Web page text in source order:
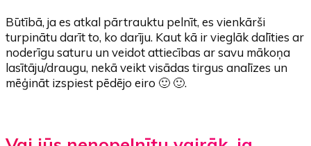
Būtībā, ja es atkal pārtrauktu pelnīt, es vienkārši
turpinātu darīt to, ko darīju. Kaut kā ir vieglāk dalīties ar
noderīgu saturu un veidot attiecības ar savu mākoņa
lasītāju/draugu, nekā veikt visādas tirgus analīzes un
mēģināt izspiest pēdējo eiro 🙂 🙂.